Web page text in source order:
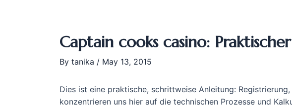
Captain cooks casino:
By tanika / May 13, 2015
Dies ist eine praktische, schrittweise Anleitung:
konzentrieren uns hier auf die technischen Prozesse und